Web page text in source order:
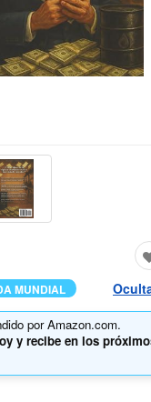
MUNDIAL
por Amazon.com.
y recibe en los